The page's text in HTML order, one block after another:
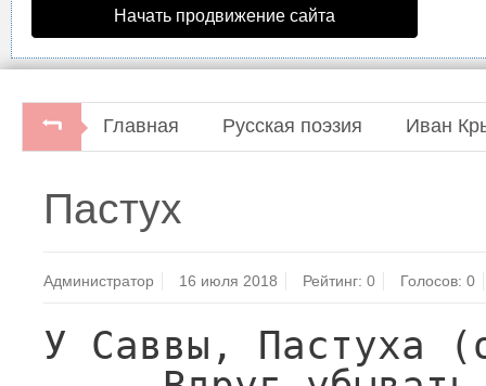
Начать продвижение сайта
Главная Русская поэзия Иван
Пастух
Администратор 16 июля 2018 Рейтинг:0 Голосов: 0
У Саввы, Пастуха